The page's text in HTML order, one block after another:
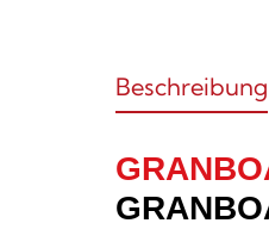
Beschreibung